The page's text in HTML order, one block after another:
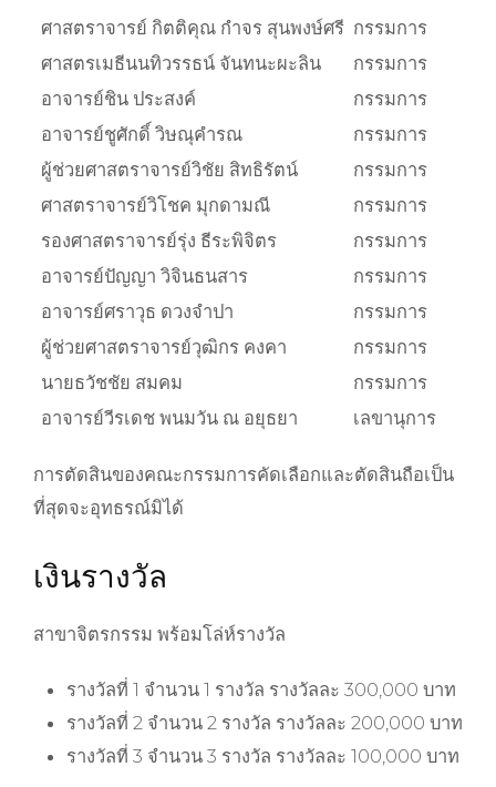
ศาสตราจารย์ กิตติคุณ กำจร สุนพงษ์ศรี กรรมการ
ศาสตรเมธีนนทิวรรธน์ จันทนะผะลิน
กรรมการ
อาจารย์ชิน ประสงค์
กรรมการ
อาจารย์ชูศักดิ์ วิษณุคำรณ
กรรมการ
ผู้ช่วยศาสตราจารย์วิชัย สิทธิรัตน์
กรรมการ
ศาสตราจารย์วิโชค มุกดามณี
กรรมการ
รองศาสตราจารย์รุ่ง ธีระพิจิตร
กรรมการ
อาจารย์ปัญญา วิจินธนสาร
กรรมการ
อาจารย์ศราวุธ ดวงจำปา
กรรมการ
ผู้ช่วยศาสตราจารย์วุฒิกร คงคา
กรรมการ
นายธวัชชัย สมคม
กรรมการ
อาจารย์วีรเดช พนมวัน ณ อยุธยา
เลขานุการ
การตัดสินของคณะกรรมการคัดเลือกและตัดสินถือเป็น
ที่สุดจะอุทธรณ์มิได้
เงินรางวัล
สาขาจิตรกรรม พร้อมโล่ห์รางวัล
รางวัลที่ 1 จำนวน 1 รางวัล รางวัลละ 300,000 บาท
รางวัลที่ 2 จำนวน 2 รางวัล รางวัลละ 200,000 บาท
รางวัลที่ 3 จำนวน 3 รางวัล รางวัลละ 100,000 บาท